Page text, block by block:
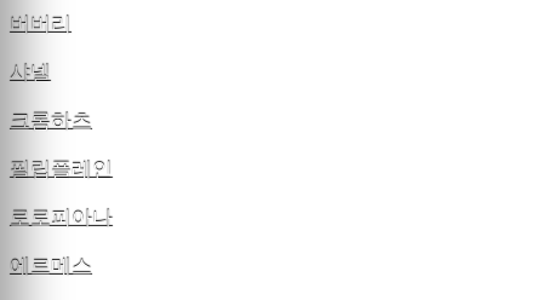
버버리
샤넬
크롬하츠
필립플레인
로로피아나
에르메스